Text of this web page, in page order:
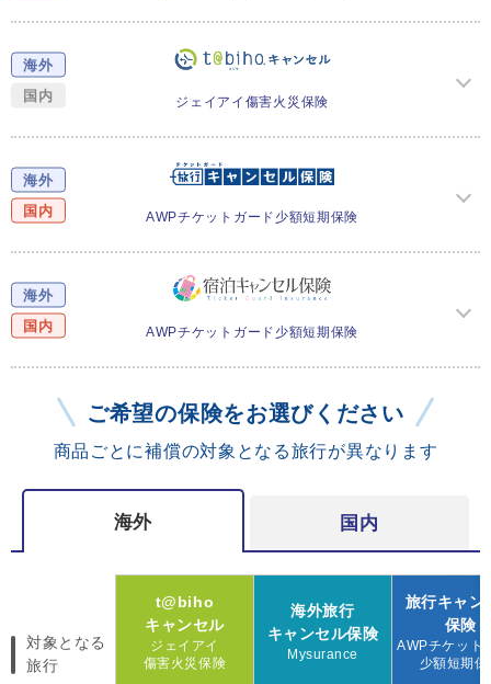
ジェイアイ傷害火災保険
海外
国内
AWPチケットガード 少額短期保険
海外
国内
AWPチケットガード 少額短期保険
海外
国内
ご希望の保険をお選びください
商品ごとに補償の対象となる旅行が異なります
海外 国内
対象となる
旅行
t@biho
キャンセル
ジェイアイ
傷害火災保険
海外旅行
キャンセル保険
Mysurance
旅行キャン
保険
AWPチケット
少額短期保